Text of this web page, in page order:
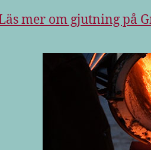
mer om gjutning på